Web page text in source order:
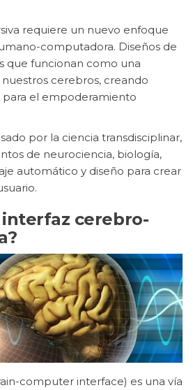
requiere un nuevo enfoque
computadora. Diseños de
que funcionan como una
cerebros, creando
para el empoderamiento
por la ciencia transdisciplinar,
de neurociencia, biología,
automático y diseño para crear
interfaz cerebro-
computer interface) es una vía